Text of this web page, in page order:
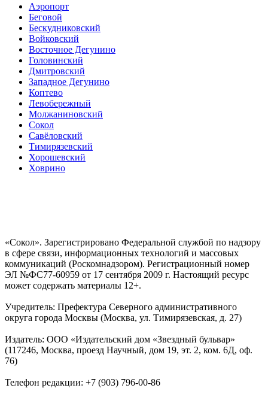
Аэропорт
Беговой
Бескудниковский
Войковский
Восточное Дегунино
Головинский
Дмитровский
Западное Дегунино
Коптево
Левобережный
Молжаниновский
Сокол
Савёловский
Тимирязевский
Хорошевский
Ховрино
«Сокол». Зарегистрировано Федеральной службой по надзору
в сфере связи, информационных технологий и массовых
коммуникаций (Роскомнадзором). Регистрационный номер
ЭЛ №ФС77-60959 от 17 сентября 2009 г. Настоящий ресурс
может содержать материалы 12+.
Учредитель: Префектура Северного административного
округа города Москвы (Москва, ул. Тимирязевская, д. 27)
Издатель: ООО «Издательский дом «Звездный бульвар»
(117246, Москва, проезд Научный, дом 19, эт. 2, ком. 6Д, оф.
76)
Телефон редакции: +7 (903) 796-00-86